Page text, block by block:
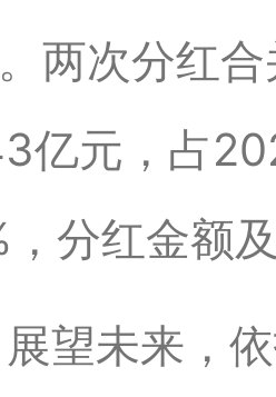
两次分红
亿元，占
，分红金额
展望未来，